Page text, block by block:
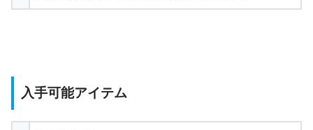
入手可能アイテム